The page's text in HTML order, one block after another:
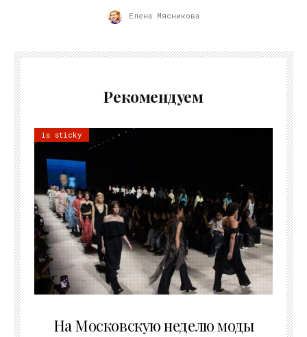
Елена Мясникова
Рекомендуем
is sticky
На Московскую неделю моды